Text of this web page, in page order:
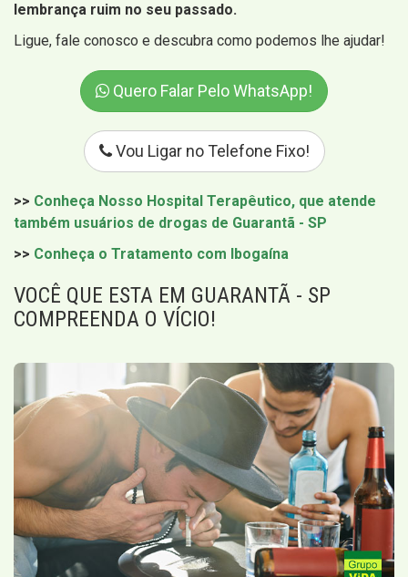
lembrança ruim no seu passado.
Ligue, fale conosco e descubra como podemos lhe ajudar!
Quero Falar Pelo WhatsApp!
Vou Ligar no Telefone Fixo!
>> Conheça Nosso Hospital Terapêutico, que atende
também usuários de drogas de Guarantã - SP
>> Conheça o Tratamento com Ibogaína
VOCÊ QUE ESTA EM GUARANTÃ - SP
COMPREENDA O VÍCIO!